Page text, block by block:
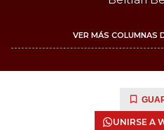
VER MÁS COLUMNAS
UNIRSE A